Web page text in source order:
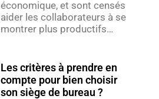
économique, et sont censés
aider les collaborateurs à se
montrer plus productifs…
Les critères à prendre en
compte pour bien choisir
son siège de bureau ?